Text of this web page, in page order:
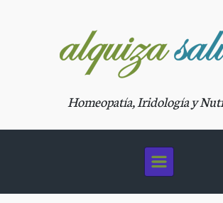
Homeopatía, Iridología y